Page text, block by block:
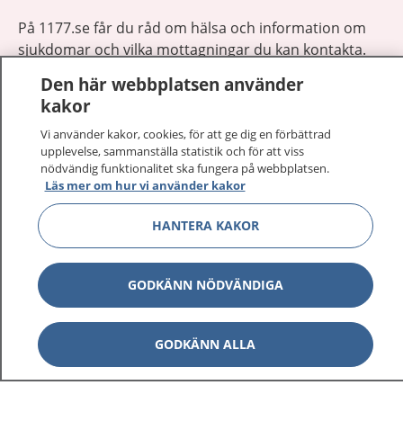
På 1177.se får du råd om hälsa och information om
sjukdomar och vilka mottagningar du kan kontakta.
vårdärenden. Ring telefonnummer 1177 för
sjukvårdsrådgivning dygnet runt.
1177 ger dig råd när du vill må bättre.
Visa
Om 1177 Visa
Kontakt Visa
Den här webbplatsen använder
kakor
Vi använder kakor, cookies, för att ge dig en förbättrad
upplevelse, sammanställa statistik och för att viss
nödvändig funktionalitet ska fungera på webbplatsen.
Läs mer om hur vi använder kakor
HANTERA KAKOR
GODKÄNN NÖDVÄNDIGA
GODKÄNN ALLA